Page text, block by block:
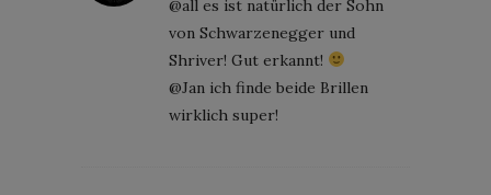
@all es ist natürlich der Sohn
von Schwarzenegger und
Shriver! Gut erkannt!
@Jan ich finde beide Brillen
wirklich super!